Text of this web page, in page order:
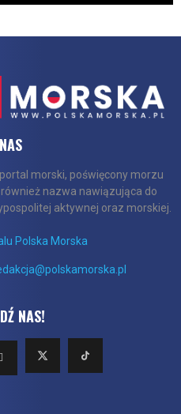
morski, poświęcony morzu
nazwa nawiązująca do
aktywnej oraz morskiej.
Polska Morska
NAS!